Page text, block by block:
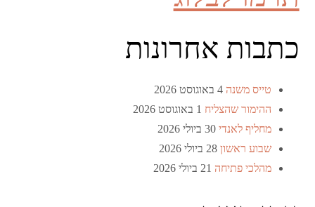
כתבות אחרונות
טייס משנה 4 באוגוסט 2026
ההימור שהצליח 1 באוגוסט 2026
מחליף לאנדי 30 ביולי 2026
שבוע ראשון 28 ביולי 2026
מהלכי פתיחה 21 ביולי 2026